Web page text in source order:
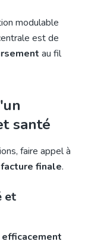
modulable
est de
au fil
santé
faire appel à
finale.
et